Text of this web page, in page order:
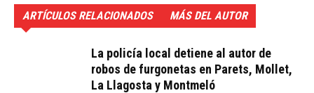
ARTÍCULOS RELACIONADOS MÁS DEL AUTOR
La policía local detiene al autor de
robos de furgonetas en Parets, Mollet,
La Llagosta y Montmeló